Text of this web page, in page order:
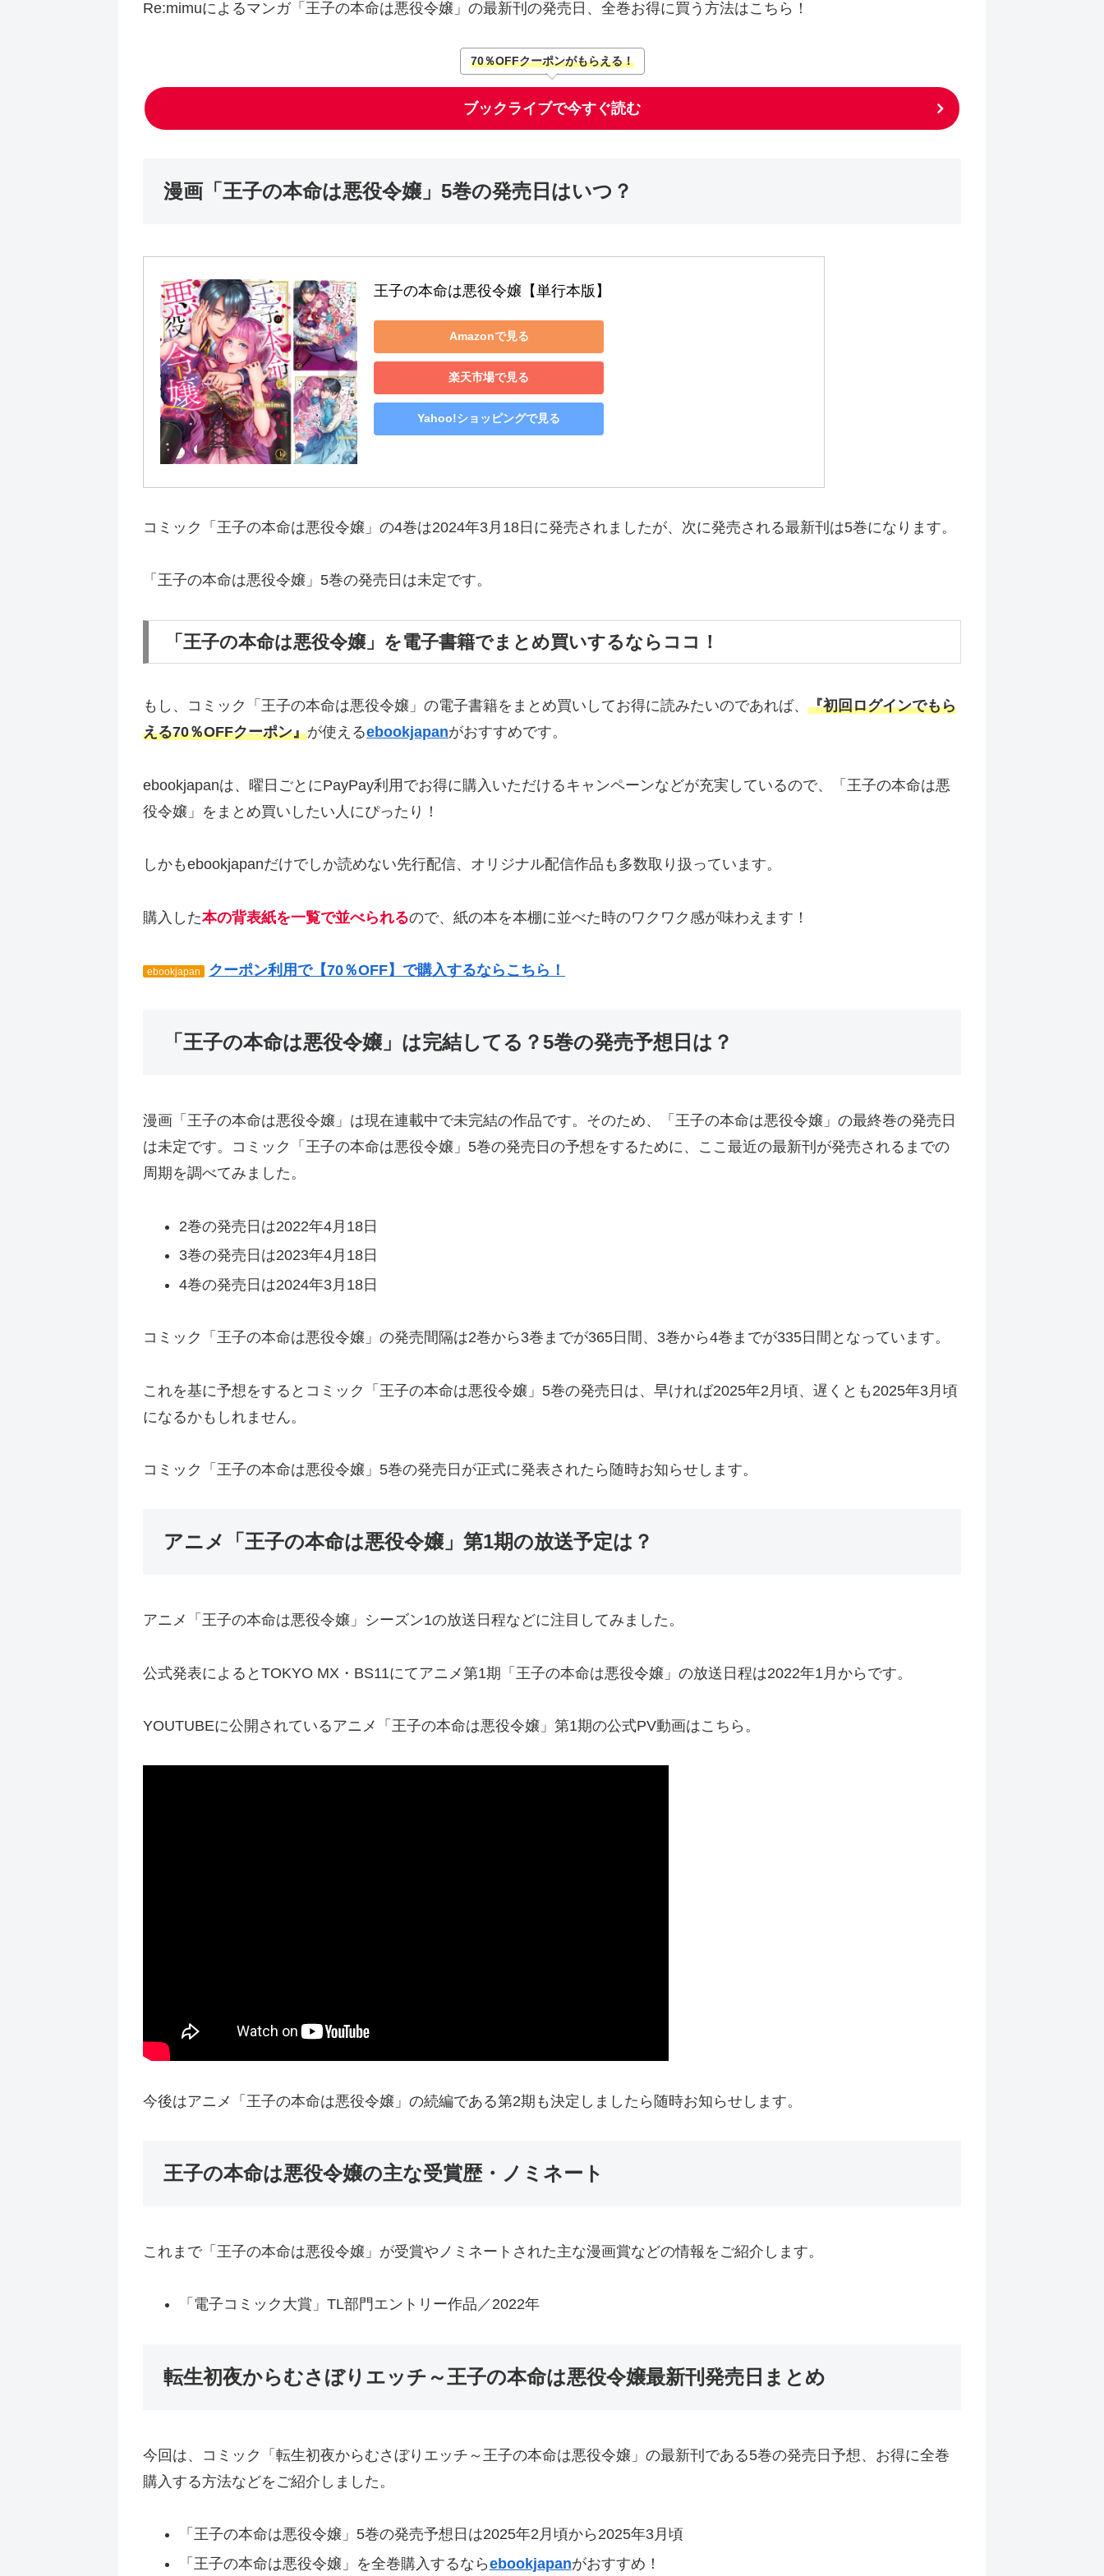
Re:mimuによるマンガ「王子の本命は悪役令嬢」の最新刊の発売日、全巻お得に買う方法はこちら！
70％OFFクーポンがもらえる！
ブックライブで今すぐ読む
漫画「王子の本命は悪役令嬢」5巻の発売日はいつ？
王子の本命は悪役令嬢【単行本版】
Amazonで見る
楽天市場で見る
Yahoo!ショッピングで見る
コミック「王子の本命は悪役令嬢」の4巻は2024年3月18日に発売されましたが、次に発売される最新刊は5巻になります。
「王子の本命は悪役令嬢」5巻の発売日は未定です。
「王子の本命は悪役令嬢」を電子書籍でまとめ買いするならココ！
もし、コミック「王子の本命は悪役令嬢」の電子書籍をまとめ買いしてお得に読みたいのであれば、 『初回ログインでもら
える70％OFFクーポン』が使えるebookjapanがおすすめです。
ebookjapanは、曜日ごとにPayPay利用でお得に購入いただけるキャンペーンなどが充実しているので、「王子の本命は悪
役令嬢」をまとめ買いしたい人にぴったり！
しかもebookjapanだけでしか読めない先行配信、オリジナル配信作品も多数取り扱っています。
購入した本の背表紙を一覧で並べられるので、紙の本を本棚に並べた時のワクワク感が味わえます！
ebookjapan クーポン利用で【70％OFF】で購入するならこちら！
「王子の本命は悪役令嬢」は完結してる？5巻の発売予想日は？
漫画「王子の本命は悪役令嬢」は現在連載中で未完結の作品です。そのため、「王子の本命は悪役令嬢」の最終巻の発売日
は未定です。コミック「王子の本命は悪役令嬢」5巻の発売日の予想をするために、ここ最近の最新刊が発売されるまでの
周期を調べてみました。
2巻の発売日は2022年4月18日
3巻の発売日は2023年4月18日
4巻の発売日は2024年3月18日
コミック「王子の本命は悪役令嬢」の発売間隔は2巻から3巻までが365日間、3巻から4巻までが335日間となっています。
これを基に予想をするとコミック「王子の本命は悪役令嬢」5巻の発売日は、早ければ2025年2月頃、遅くとも2025年3月頃
になるかもしれません。
コミック「王子の本命は悪役令嬢」5巻の発売日が正式に発表されたら随時お知らせします。
アニメ「王子の本命は悪役令嬢」第1期の放送予定は？
アニメ「王子の本命は悪役令嬢」シーズン1の放送日程などに注目してみました。
公式発表によるとTOKYO MX・BS11にてアニメ第1期「王子の本命は悪役令嬢」の放送日程は2022年1月からです。
YOUTUBEに公開されているアニメ「王子の本命は悪役令嬢」第1期の公式PV動画はこちら。
今後はアニメ「王子の本命は悪役令嬢」の続編である第2期も決定しましたら随時お知らせします。
王子の本命は悪役令嬢の主な受賞歴・ノミネート
これまで「王子の本命は悪役令嬢」が受賞やノミネートされた主な漫画賞などの情報をご紹介します。
「電子コミック大賞」TL部門エントリー作品／2022年
転生初夜からむさぼりエッチ～王子の本命は悪役令嬢最新刊発売日まとめ
今回は、コミック「転生初夜からむさぼりエッチ～王子の本命は悪役令嬢」の最新刊である5巻の発売日予想、お得に全巻
購入する方法などをご紹介しました。
「王子の本命は悪役令嬢」5巻の発売予想日は2025年2月頃から2025年3月頃
「王子の本命は悪役令嬢」を全巻購入するならebookjapanがおすすめ！